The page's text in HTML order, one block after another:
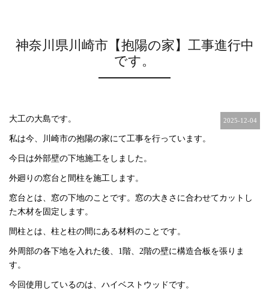
神奈川県川崎市【抱陽の家】工事進行中
です。
2025-12-04
大工の大島です。
私は今、川崎市の抱陽の家にて工事を行っています。
今日は外部壁の下地施工をしました。
外廻りの窓台と間柱を施工します。
窓台とは、窓の下地のことです。窓の大きさに合わせてカットし
た木材を固定します。
間柱とは、柱と柱の間にある材料のことです。
外周部の各下地を入れた後、1階、2階の壁に構造合板を張りま
す。
今回使用しているのは、ハイベストウッドです。